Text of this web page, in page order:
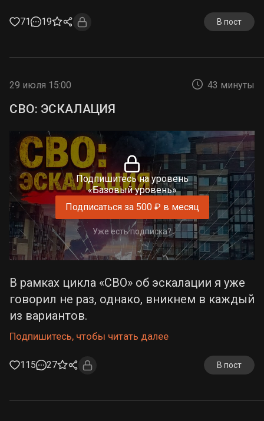
71 19 В пост
29 июля 15:00 43 минуты
СВО: ЭСКАЛАЦИЯ
Подпишитесь на уровень
«Базовый уровень»
Подписаться за 500 ₽ в месяц
Уже есть подписка?
В рамках цикла «СВО» об эскалации я уже
говорил не раз, однако, вникнем в каждый
из вариантов.
Подпишитесь, чтобы читать далее
115 27 В пост